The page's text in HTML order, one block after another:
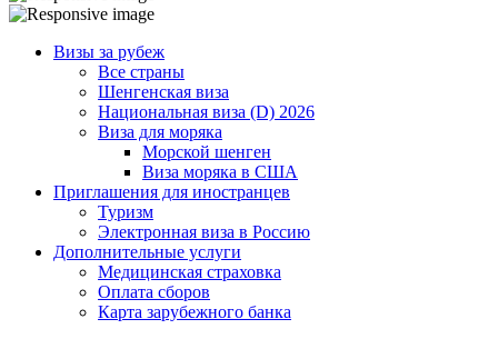
Визы за рубеж
Все страны
Шенгенская виза
Национальная виза (D) 2026
Виза для моряка
Морской шенген
Виза моряка в США
Приглашения для иностранцев
Туризм
Электронная виза в Россию
Дополнительные услуги
Медицинская страховка
Оплата сборов
Карта зарубежного банка